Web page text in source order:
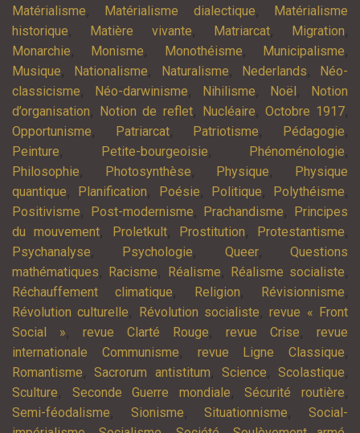
Matérialisme, Matérialisme dialectique,
Matérialisme
historique, Matière vivante, Matriarcat, Migration,
Monarchie, Monisme, Monothéisme, Municipalisme,
Musique, Nationalisme, Naturalisme, Nederlands,
Néo-
classicisme, Néo-darwinisme, Nihilisme, Noël ,
Notion
d’organisation, Notion de reflet, Nucléaire, Octobre 1917,
Opportunisme, Patriarcat, Patriotisme, Pédagogie,
Peinture, Petite-bourgeoisie, Phénoménologie,
Philosophie, Photosynthèse, Physique,
Physique
quantique, Planification, Poésie, Politique, Polythéisme,
Positivisme, Post-modernisme, Prachandisme,
Principes
du mouvement, Proletkult, Prostitution, Protestantisme,
Psychanalyse, Psychologie, Queer,Questions
mathématiques, Racisme, Réalisme, Réalisme socialiste,
Réchauffement climatique, Religion, Révisionnisme,
Révolution culturelle, Révolution socialiste,revue « Front
Social », revue Clarté Rouge, revue Crise, revue
internationale Communisme, revue Ligne Classique,
Romantisme,Sacrorum antistitum, Science, Scolastique,
Sculture, Seconde Guerre mondiale,Sécurité routière,
Semi-féodalisme, Sionisme,Situationnisme,Social-